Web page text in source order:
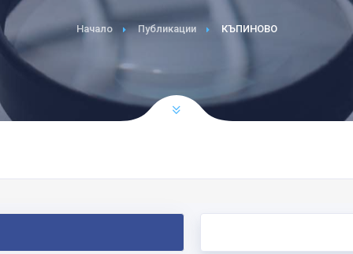
Начало Публикации КЪПИНОВО